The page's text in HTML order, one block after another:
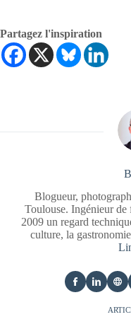
Partagez l'inspiration
Blogueur,
Toulouse. Ingénieur de
2009 un regard
culture, la